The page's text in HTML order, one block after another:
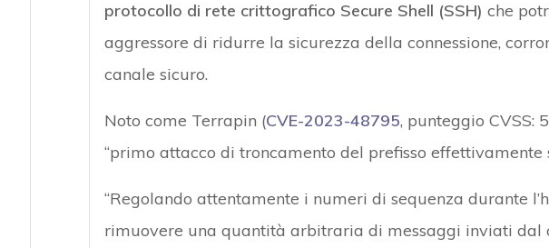
protocollo di rete crittografico Secure Shell (SSH) che
aggressore di ridurre la sicurezza della connessione,
canale sicuro.
Noto come Terrapin (CVE-2023-48795, punteggio CVSS:
“primo attacco di troncamento del prefisso effettivamente
“Regolando attentamente i numeri di sequenza durante
rimuovere una quantità arbitraria di messaggi inviati dal